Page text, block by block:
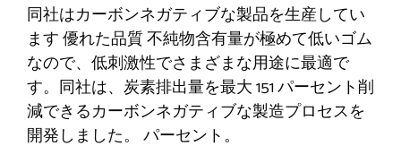
同社はカーボンネガティブな製品を生産してい
ます優れた品質不純物含有量が極めて低いゴム
なので、低刺激性でさまざまな用途に最適で
す。同社は、炭素排出量を最大 151 パーセント削
減できるカーボンネガティブな製造プロセスを
開発しました。 パーセント。